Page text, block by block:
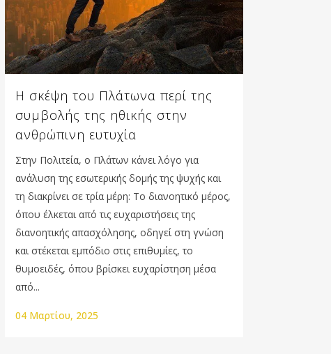
Η σκέψη του Πλάτωνα περί της
συμβολής της ηθικής στην
ανθρώπινη ευτυχία
Στην Πολιτεία, ο Πλάτων κάνει λόγο για
ανάλυση της εσωτερικής δομής της ψυχής και
τη διακρίνει σε τρία μέρη: Το διανοητικό μέρος,
όπου έλκεται από τις ευχαριστήσεις της
διανοητικής απασχόλησης, οδηγεί στη γνώση
και στέκεται εμπόδιο στις επιθυμίες, το
θυμοειδές, όπου βρίσκει ευχαρίστηση μέσα
από...
04 Μαρτίου, 2025